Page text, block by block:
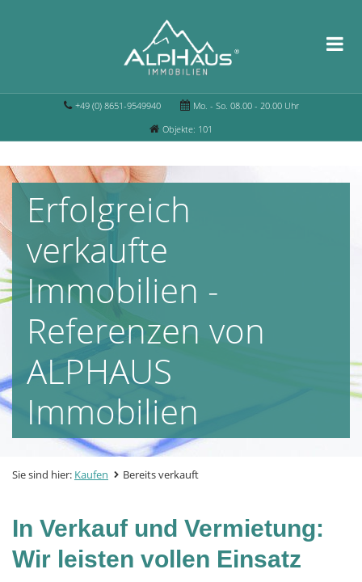
+49 (0) 8651-9549940
Mo. - So. 08.00 - 20.00 Uhr
Objekte: 101
Erfolgreich
verkaufte
Immobilien -
Referenzen von
ALPHAUS
Immobilien
Sie sind hier: Kaufen Bereits verkauft
In Verkauf und Vermietung:
Wir leisten vollen Einsatz